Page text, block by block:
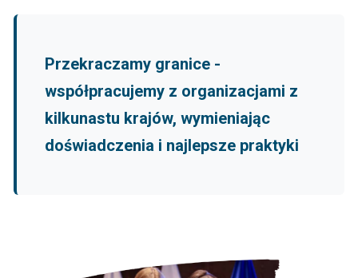
Przekraczamy granice -
współpracujemy z organizacjami z
kilkunastu krajów, wymieniając
doświadczenia i najlepsze praktyki